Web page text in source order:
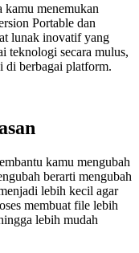
kamu menemukan
Portable dan
lunak inovatif yang
teknologi secara mulus,
di berbagai platform.
kamu mengubah
berarti mengubah
lebih kecil agar
membuat file lebih
lebih mudah